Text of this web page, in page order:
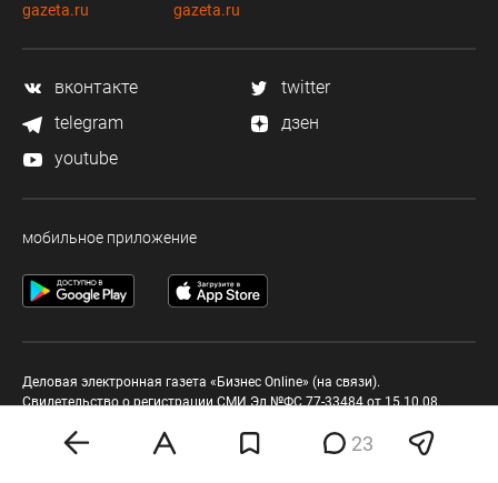
23
gazeta.ru
gazeta.ru
вконтакте
twitter
telegram
дзен
youtube
мобильное приложение
Деловая электронная газета «Бизнес Online» (на связи).
Свидетельство о регистрации СМИ Эл №ФС 77-33484 от 15.10.08.
коммуникаций.